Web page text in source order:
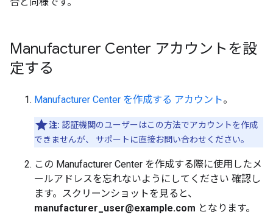
Manufacturer Center アカウントを設
定する
Manufacturer Center を作成する アカウント。
注: 認証機関のユーザーはこの方法でアカウントを作成
できませんが、 サポートに直接お問い合わせください。
この Manufacturer Center を作成する際に使用したメ
ールアドレスを忘れないようにしてください 確認し
ます。スクリーンショットを見ると、
manufacturer_user@example.com となります。